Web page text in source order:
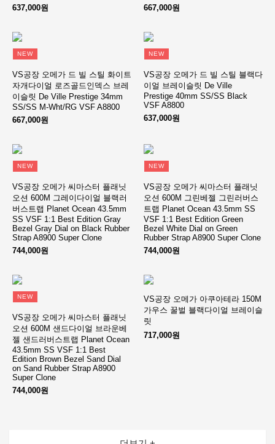
637,000원
667,000원
NEW
VS공장 오메가 드 빌 스틸 화이트
자개다이얼 로즈골드인덱스 브레
이슬릿 De Ville Prestige 34mm
SS/SS M-Wht/RG VSF A8800
667,000원
NEW
VS공장 오메가 드 빌 스틸 블랙다
이얼 브레이슬릿 De Ville
Prestige 40mm SS/SS Black
VSF A8800
637,000원
NEW
VS공장 오메가 씨마스터 플래닛
오션 600M 그레이다이얼 블랙러
버스트랩 Planet Ocean 43.5mm
SS VSF 1:1 Best Edition Gray
Bezel Gray Dial on Black Rubber
Strap A8900 Super Clone
744,000원
NEW
VS공장 오메가 씨마스터 플래닛
오션 600M 그린베젤 그린러버스
트랩 Planet Ocean 43.5mm SS
VSF 1:1 Best Edition Green
Bezel White Dial on Green
Rubber Strap A8900 Super Clone
744,000원
NEW
VS공장 오메가 씨마스터 플래닛
오션 600M 샌드다이얼 브라운베
젤 샌드러버스트랩 Planet Ocean
43.5mm SS VSF 1:1 Best
Edition Brown Bezel Sand Dial
on Sand Rubber Strap A8900
Super Clone
744,000원
VS공장 오메가 아쿠아테라 150M
가우스 꿀벌 블랙다이얼 브레이슬
릿
717,000원